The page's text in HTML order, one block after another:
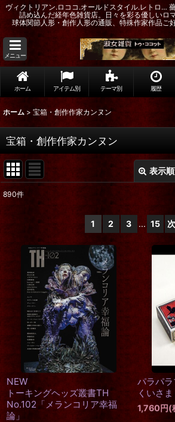
ヴィクトリアン.ロココ.オールドスタイル.レトロ…
詰め込んだ経年色雑貨店。日々を彩る優しいロ
球体関節人形・創作人形の通販、特殊作家作品ご
メニュー
ホーム アイテム別 テーマ別 履歴
ホーム > 宝箱・創作作家カンヌン
宝箱・創作作家カンヌン
表示
サブカテゴリ
表示数:
在庫あり
並び順
890件
1 2 3 ... 15 次
NEW
トーキングヘッズ叢書TH
No.102「メランコリア幸福
論」
パラパ
くいさま
1,760円(